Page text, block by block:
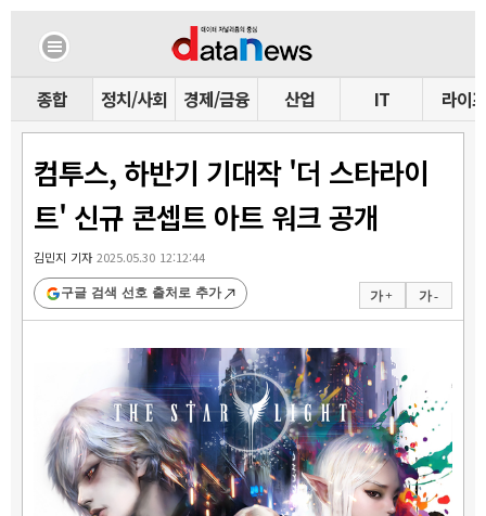
종합 정치/사회 경제/금융 산업 IT 라이프
컴투스, 하반기 기대작 '더 스타라이
트' 신규 콘셉트 아트 워크 공개
김민지 기자2025.05.30 12:12:44
가 + 가 -
구글 검색 선호 출처로 추가